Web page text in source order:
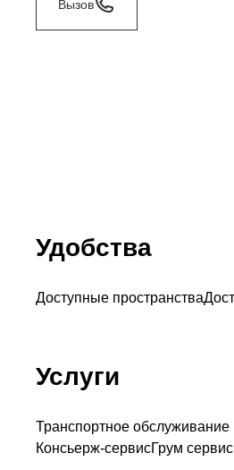
Вызов
Удобства
Доступные пространства
Услуги
Транспортное обслуживание
Консьерж-сервисГрум сервис